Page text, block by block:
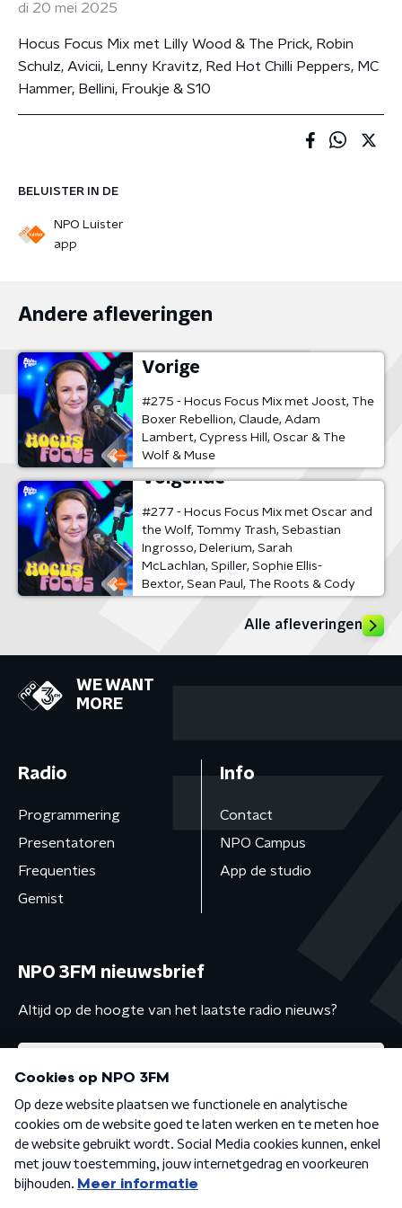
BELUISTER IN DE
NPO Luister
app
di 20 mei 2025
Hocus Focus Mix met Lilly Wood & The Prick, Robin
Schulz, Avicii, Lenny Kravitz, Red Hot Chilli Peppers, MC
Hammer, Bellini, Froukje & S10
Andere afleveringen
Vorige
#275 - Hocus Focus Mix met Joost, The
Boxer Rebellion, Claude, Adam
Lambert, Cypress Hill, Oscar & The
Wolf & Muse
Volgende
#277 - Hocus Focus Mix met Oscar and
the Wolf, Tommy Trash, Sebastian
Ingrosso, Delerium, Sarah
McLachlan, Spiller, Sophie Ellis-
Bextor, Sean Paul, The Roots & Cody
Chestnutt
Alle afleveringen
WE WANT
MORE
Radio
Programmering
Presentatoren
Frequenties
Gemist
Info
Contact
NPO Campus
App de studio
NPO 3FM nieuwsbrief
Altijd op de hoogte van het laatste radio nieuws?
Algemene voorwaarden Privacybeleid